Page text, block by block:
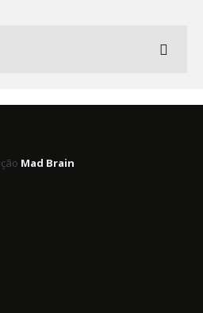
Mad Brain